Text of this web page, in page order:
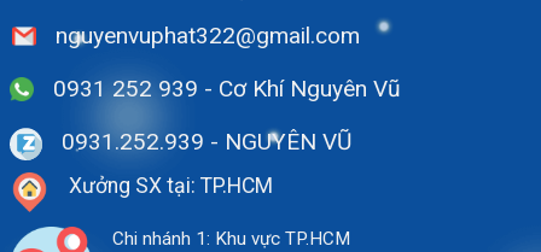
nguyenvuphat322@gmail.com
0931 252 939 - Cơ Khí Nguyên Vũ
0931.252.939 - NGUYÊN VŨ
Xưởng SX tại: TP.HCM
Chi nhánh 1: Khu vực TP.HCM